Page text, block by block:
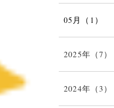
05月（1）
2025年（7）
2024年（3）